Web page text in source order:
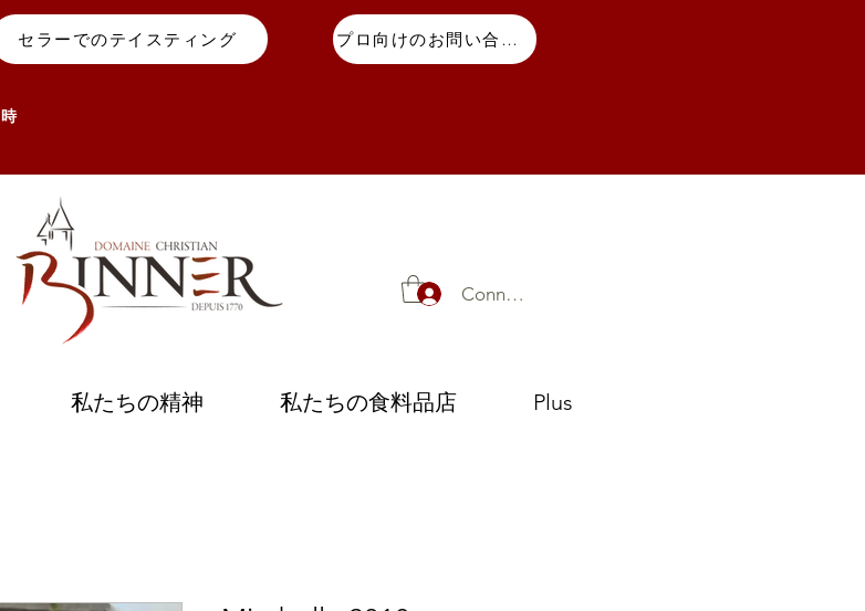
セラーでのテイスティング プロ向けのお問い合わせ
時
私たちの精神 私たちの食料品店 Plus
Connexion